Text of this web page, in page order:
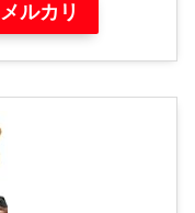
メルカリ